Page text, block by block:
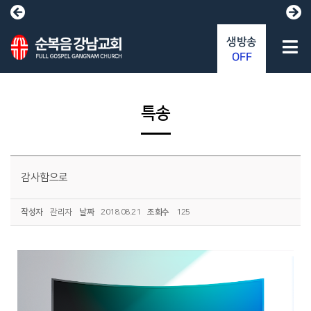
특송
감사함으로
작성자 관리자 날짜 2018.08.21 조회수 125
생방송
OFF